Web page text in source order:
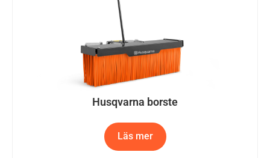
Husqvarna borste
Läs mer